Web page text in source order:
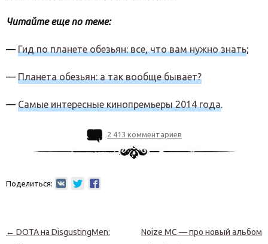
Читайте еще по теме:
— Гид по планете обезьян: все, что вам нужно знать;
— Планета обезьян: а так вообще бывает?
— Самые интересные кинопремьеры 2014 года.
2 413 комментариев
Поделиться:
Навигация по записям
← DOTA на DisgustingMen:
Noize MC — про новый альбом